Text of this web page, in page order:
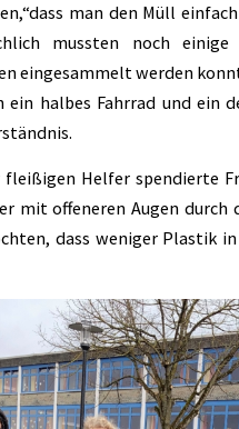
man den Müll
mussten noch
eingesammelt werden
ein halbes Fahrrad und ein
fleißigen Helfer spendierte
mit offeneren Augen
dass weniger Plastik